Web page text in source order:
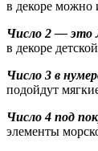
в декоре можно
Число 2 — это
в декоре
Число 3 в
подойдут
Число 4 под
элементы